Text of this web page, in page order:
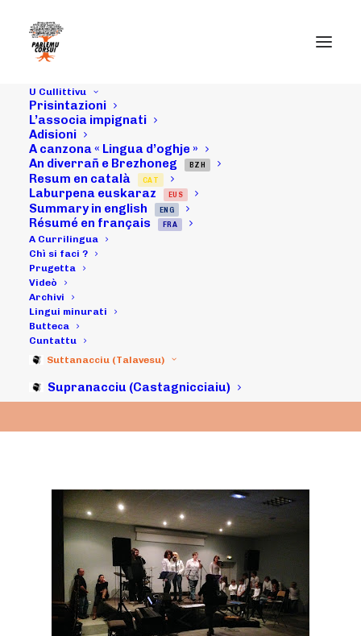
U Cullittivu
Prisintazioni
L’associa impignati
Adisioni
A canzona « Lingua d’oghje »
An diverrañ e Brezhoneg
BZH
Resum en català CAT
Laburpena euskaraz EUS
Summary in english ENG
Résumé en français FRA
A Currilingua
Chì si faci ?
Prugetta
Videò
Archivi
Lingui minurati
Butteca
Cuntattu
Suttanacciu (Talavesu)
Supranacciu (Castagnicciaiu)
Sàpatu u 23 di
nuvembri 2013 :
Ghjurnata
"Traduzzioni" in
A Ghisunaccia (u
cuncertu)
26/11/2013 | INARCHIVI